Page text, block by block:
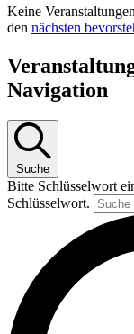
Keine
den nächsten
Navigation
Suche
Bitte Schlüsselwort
Schlüsselwort.